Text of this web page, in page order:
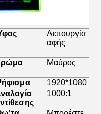
Λειτουργία
αφής
Μαύρος
1920*1080
1000:1